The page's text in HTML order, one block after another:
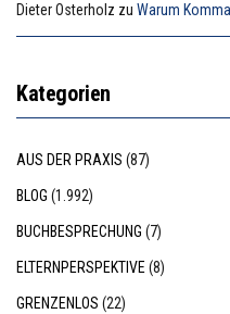
Dieter Osterholz zu Warum
Kategorien
AUS DER PRAXIS (87)
BLOG (1.992)
BUCHBESPRECHUNG (7)
ELTERNPERSPEKTIVE (8)
GRENZENLOS (22)